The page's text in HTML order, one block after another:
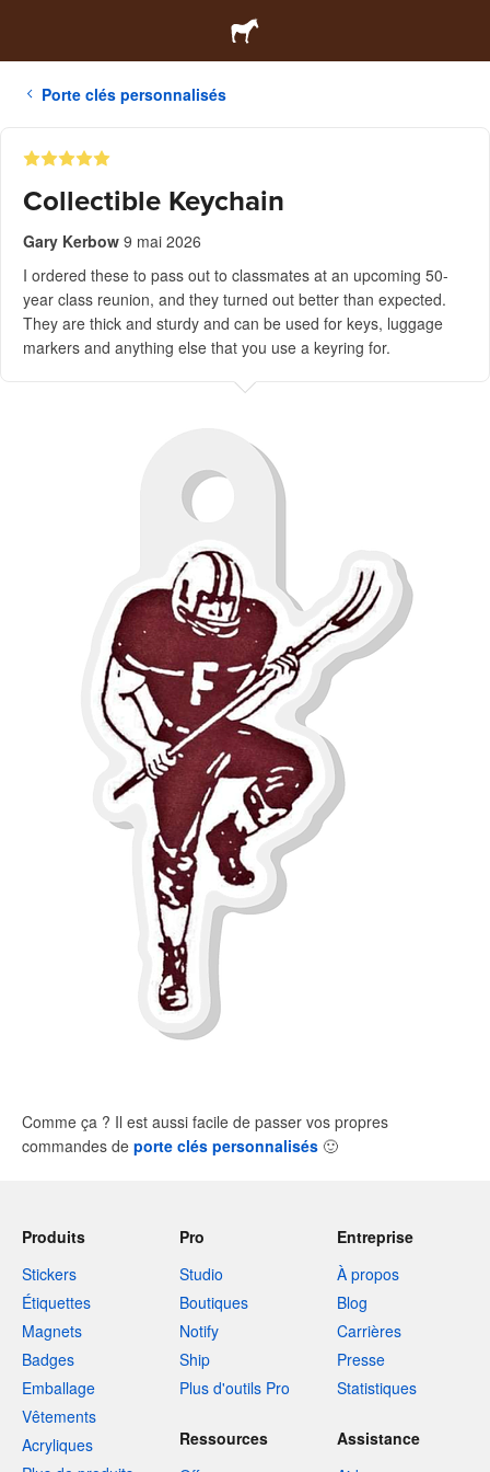
Porte clés personnalisés
Collectible Keychain
Gary Kerbow 9 mai 2026
I ordered these to pass out to classmates at an upcoming 50-
year class reunion, and they turned out better than expected.
They are thick and sturdy and can be used for keys, luggage
markers and anything else that you use a keyring for.
Comme ça ? Il est aussi facile de passer vos propres
commandes de porte clés personnalisés 🙂
Produits
Stickers
Étiquettes
Magnets
Badges
Emballage
Vêtements
Acryliques
Pro
Studio
Boutiques
Notify
Ship
Plus d'outils Pro
Entreprise
À propos
Blog
Carrières
Presse
Statistiques
Ressources
Assistance